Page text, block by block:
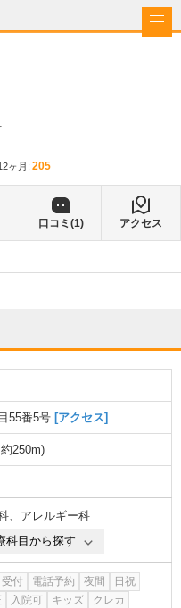
ヶ月: 205
口コミ(1) アクセス
55番5号 [アクセス]
250m)
、 アレルギー科
科目から探す
受付 電話予約 夜間
日祝
入院可 キッズ
クレカ